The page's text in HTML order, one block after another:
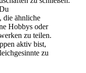
die ähnliche
Hobbys oder
zu teilen.
aktiv bist,
zu